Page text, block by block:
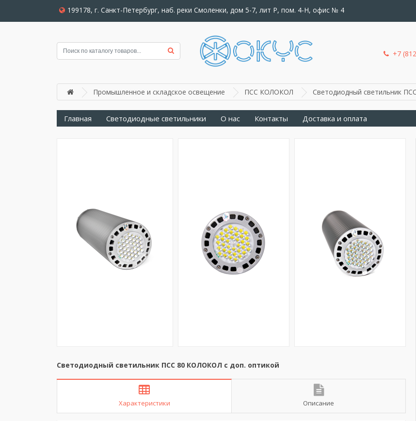
199178, г. Санкт-Петербург, наб. реки Смоленки, дом 5-7, лит Р, пом. 4-Н, офис № 4
+7
Промышленное и складское освещение ПСС КОЛОКОЛ Светодиодный светильник
Главная Светодиодные светильники О нас Контакты Доставка и оплата
Светодиодный светильник ПСС 80 КОЛОКОЛ с доп. оптикой
Характеристики Описание